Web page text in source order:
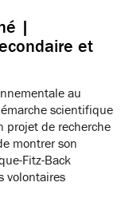
|
et
au
scientifique
projet de recherche
montrer son
Fitz-Back
volontaires